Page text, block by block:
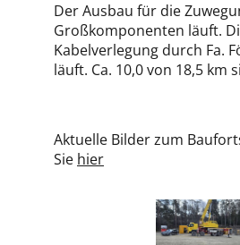
Der Ausbau für die
Großkomponenten läuft.
Kabelverlegung durch Fa.
läuft. Ca. 10,0 von 18,5 km
Aktuelle Bilder zum
Sie hier